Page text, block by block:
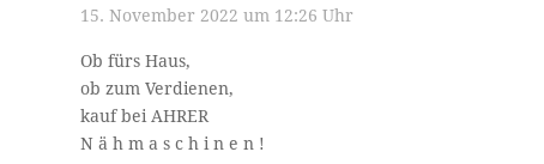
15. November 2022 um 12:26 Uhr
Ob fürs Haus,
ob zum Verdienen,
kauf bei AHRER
N ä h m a s c h i n e n !